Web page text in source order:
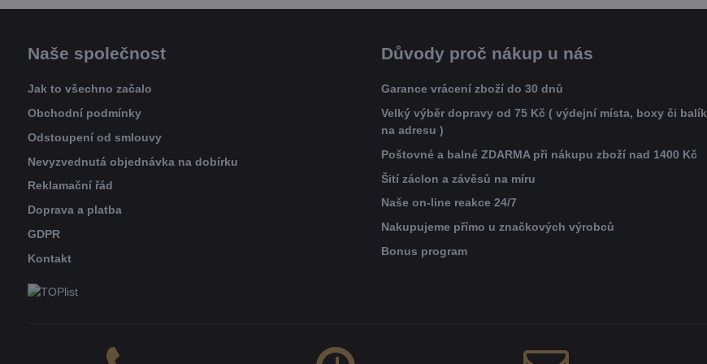
Naše společnost
Jak to všechno začalo
Obchodní podmínky
Odstoupení od smlouvy
Nevyzvednutá objednávka na dobírku
Reklamační řád
Doprava a platba
GDPR
Kontakt
Důvody proč nákup u nás
Garance vrácení zboží do 30 dnů
Velký výběr dopravy od 75 Kč ( výdejní místa, boxy či balík
na adresu )
Poštovné a balné ZDARMA při nákupu zboží nad 1400 Kč
Šití záclon a závěsů na míru
Naše on-line reakce 24/7
Nakupujeme přímo u značkových výrobců
Bonus program